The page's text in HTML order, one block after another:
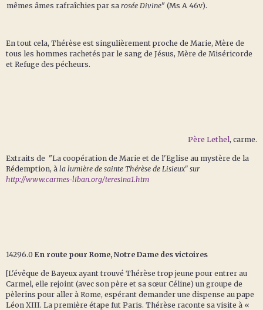
mêmes âmes rafraîchies par sarosée Divine" (Ms A 46v).
En tout cela, Thérèse est singulièrement proche de Marie, Mère de
tous les hommes rachetés par le sang de Jésus, Mère de Miséricorde
et Refuge des pécheurs.
Père Lethel, carme.
Extraits de "La coopération de Marie et de l'Eglise au mystère de la
Rédemption, à la lumière de sainte Thérèse de Lisieux" sur
http://www.carmes-liban.org/teresina1.htm
14296.0 En route pour Rome, Notre Dame des victoires
[L'évêque de Bayeux ayant trouvé Thérèse trop jeune pour entrer au
Carmel, elle rejoint (avec son père et sa sœur Céline) un groupe de
pèlerins pour aller à Rome, espérant demander une dispense au pape
Léon XIII. La première étape fut Paris. Thérèse raconte sa visite à «